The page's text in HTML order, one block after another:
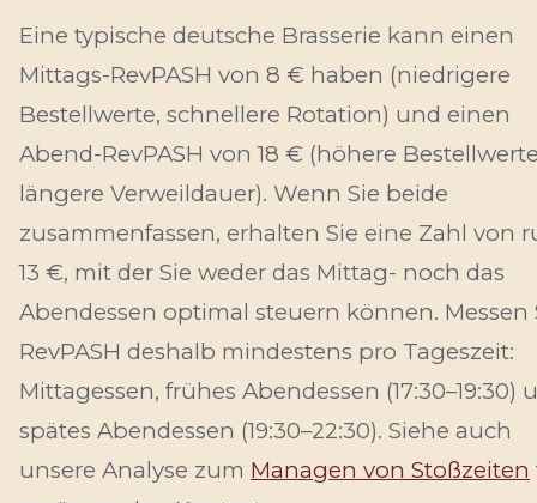
Eine typische deutsche Brasserie kann einen
Mittags-RevPASH von 8 € haben (niedrigere
Bestellwerte, schnellere Rotation) und einen
Abend-RevPASH von 18 € (höhere
längere Verweildauer). Wenn Sie beide
zusammenfassen, erhalten Sie eine Zahl von
13 €, mit der Sie weder das Mittag- noch das
Abendessen optimal steuern können. Messen
RevPASH deshalb mindestens pro Tageszeit:
Mittagessen, frühes Abendessen (17:30–19:30)
spätes Abendessen (19:30–22:30). Siehe auch
unsere Analyse zum Managen von Stoßzeiten